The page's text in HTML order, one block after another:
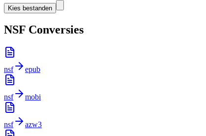
Kies bestanden
NSF Conversies
nsf epub
nsf mobi
nsf azw3